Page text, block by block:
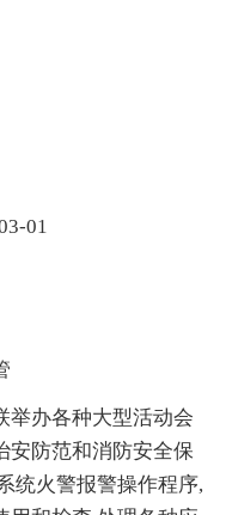
01
举办各种大型活动会
安防范和消防安全保
统火警报警操作程序,